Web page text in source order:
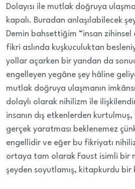
Dolayısı ile mutlak doğruya
kapalı. Buradan anlaşılabilecek
Demin bahsettiğim “insan
fikri aslında kuşkuculuktan
yollar açarken bir yandan da
engelleyen yegâne şey hâline
mutlak doğruya ulaşmanın
dolaylı olarak nihilizm ile
insanın dış etkenlerden
gerçek yaratması beklenemez
engellidir ve eğer bu fikriyatı
ortaya tam olarak Faust isimli bir
şeyden soyutlamış, kitapkurdu bir